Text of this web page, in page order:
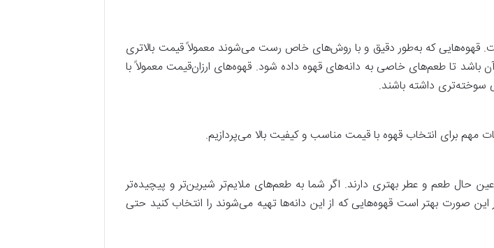
قهوه‌هایی که به‌طور دقیق و با روش‌های خاص رست می‌شوند معمولاً قیمت بالاتری
تا طعم‌های خاصی به دانه‌های قهوه داده شود. قهوه‌های ارزان‌قیمت معمولاً با
داشته باشند.
مهم برای انتخاب قهوه با قیمت مناسب و کیفیت بالا می‌پردازیم.
عین حال طعم و عطر بهتری دارند. اگر شما به طعم‌های ملایم‌تر شیرین‌تر و پیچیده‌تر
صورت بهتر است قهوه‌هایی که از این دانه‌ها تهیه می‌شوند را انتخاب کنید حتی